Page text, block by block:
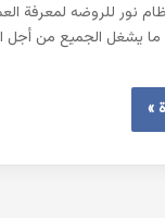
ما يشغل الجميع من أجل
»